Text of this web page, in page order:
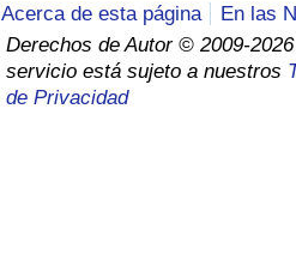
Acerca de esta página
En las
Derechos de Autor © 2009-
servicio está sujeto a nuestros
de Privacidad
Calificación del Índice de
(Actual)